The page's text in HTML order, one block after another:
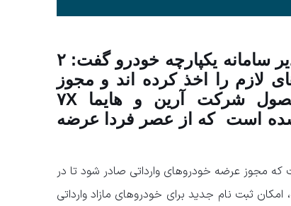
مهدی تقدسی مدیر سامانه یکپارچه خودرو گفت: ۲
لازم را اخذ کرده اند و مجوز
عرضه خودروی Lamari EAMA ‌محصول شرکت آرین و هایما ۷X
است که از عصر فردا عرضه
که مجوز عرضه خودروهای وارداتی صادر شود تا در
ثبت نام جدید برای خودروهای مازاد وارداتی